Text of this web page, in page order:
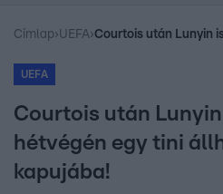
Címlap›UEFA›
UEFA
Courtois után
hétvégén egy tini
kapujába!